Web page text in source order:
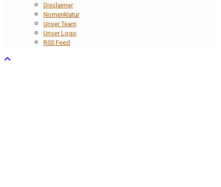
Disclaimer
Nomenklatur
Unser Team
Unser Logo
RSS Feed